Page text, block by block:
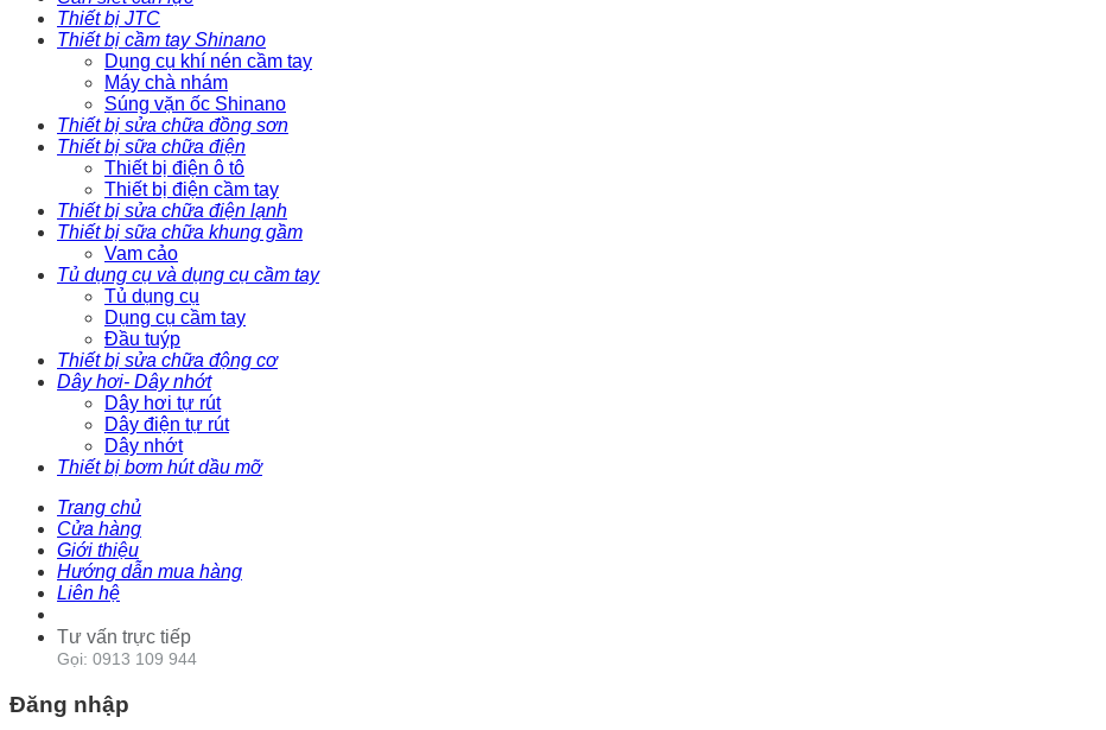
Thiết bị JTC
Thiết bị cầm tay Shinano
Dụng cụ khí nén cầm tay
Máy chà nhám
Súng vặn ốc Shinano
Thiết bị sửa chữa đồng sơn
Thiết bị sữa chữa điện
Thiết bị điện ô tô
Thiết bị điện cầm tay
Thiết bị sửa chữa điện lạnh
Thiết bị sữa chữa khung gầm
Vam cảo
Tủ dụng cụ và dụng cụ cầm tay
Tủ dụng cụ
Dụng cụ cầm tay
Đầu tuýp
Thiết bị sửa chữa động cơ
Dây hơi- Dây nhớt
Dây hơi tự rút
Dây điện tự rút
Dây nhớt
Thiết bị bơm hút dầu mỡ
Trang chủ
Cửa hàng
Giới thiệu
Hướng dẫn mua hàng
Liên hệ
Tư vấn trực tiếp
Gọi: 0913 109 944
Đăng nhập